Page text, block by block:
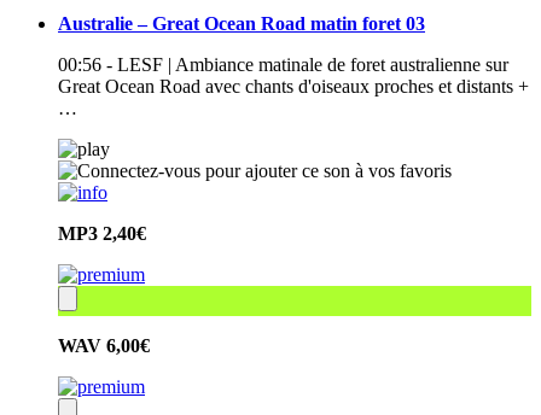
Australie – Great Ocean Road matin foret 03
00:56 - LESF | Ambiance matinale de foret australienne sur
Great Ocean Road avec chants d'oiseaux proches et distants +
…
MP3 2,40€
WAV 6,00€